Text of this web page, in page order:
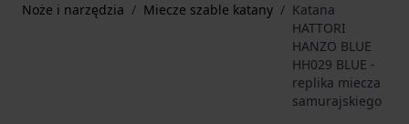
Noże i narzędzia / Miecze szable katany / Katana
HATTORI
HANZO BLUE
HH029 BLUE -
replika miecza
samurajskiego